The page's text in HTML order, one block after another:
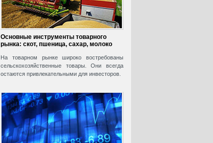
Основные инструменты товарного
рынка: скот, пшеница, сахар, молоко
На товарном рынке широко востребованы
сельскохозяйственные товары. Они всегда
остаются привлекательными для инвесторов.